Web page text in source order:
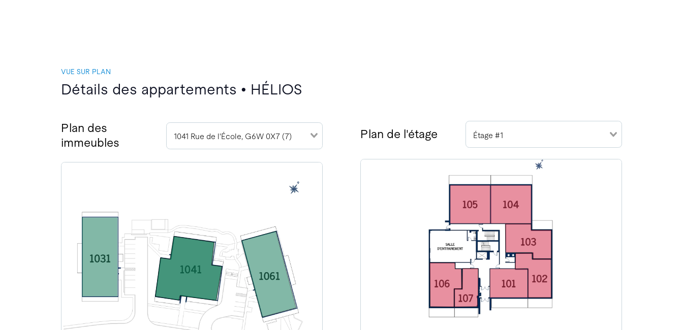
VUE SUR PLAN
Détails des appartements • HÉLIOS
Plan des
immeubles
1041 Rue de l'École, G6W 0X7 (7) Plan de l'étage Étage #1